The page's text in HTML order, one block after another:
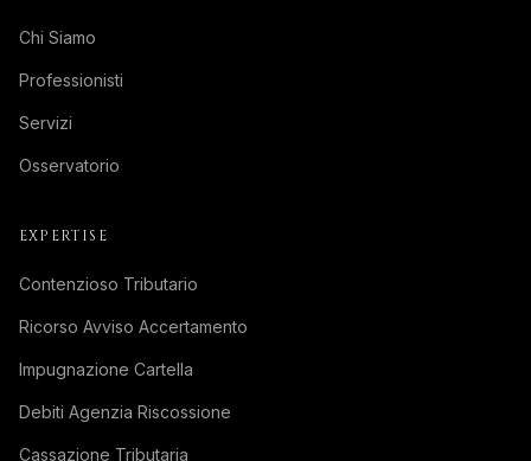
Chi Siamo
Professionisti
Servizi
Osservatorio
EXPERTISE
Contenzioso Tributario
Ricorso Avviso Accertamento
Impugnazione Cartella
Debiti Agenzia Riscossione
Cassazione Tributaria